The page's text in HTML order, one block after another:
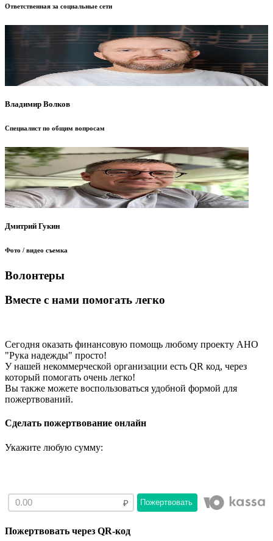
Ответственная за социальные сети
Владимир Волков
Специалист по общим вопросам
Дмитрий Гукин
Фото / видео съемка
Волонтеры
Вместе с нами помогать легко
Сегодня оказать финансовую помощь любому проекту АНО
"Рука надежды" просто!
У нашей некоммерческой организации есть QR код, через
который помогать очень легко!
Вы также можете воспользоваться удобной формой для
пожертвований.
Сделать пожертвование онлайн
Укажите любую сумму:
Пожертвовать
Пожертвовать через QR-код